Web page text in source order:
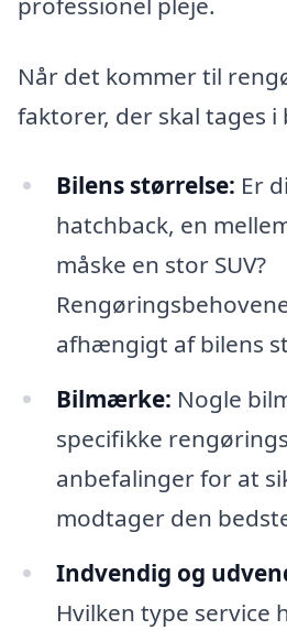
Når det kommer til
faktorer, der skal tages
Bilens størrelse: Er
hatchback, en
måske en stor SUV?
afhængigt af bilens
Bilmærke: Nogle
specifikke
anbefalinger for at
modtager den
Indvendig og
Hvilken type service